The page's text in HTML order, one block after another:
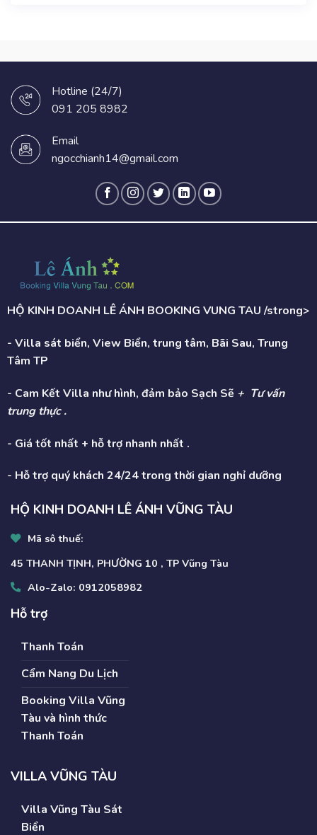
Hotline (24/7)
091 205 8982
Email
ngocchianh14@gmail.com
HỘ KINH DOANH LÊ ÁNH BOOKING VUNG TAU /strong>
- Villa sát biển, View Biển, trung tâm, Bãi Sau, Trung
Tâm TP
- Cam Kết Villa như hình, đảm bảo Sạch Sẽ + Tư vấn
trung thực .
- Giá tốt nhất + hỗ trợ nhanh nhất .
- Hỗ trợ quý khách 24/24 trong thời gian nghỉ dưỡng
HỘ KINH DOANH LÊ ÁNH VŨNG TÀU
Mã sô thuế:
45 THANH TỊNH, PHƯỜNG 10 , TP Vũng Tàu
Alo-Zalo: 0912058982
Hỗ trợ
Thanh Toán
Cẩm Nang Du Lịch
Booking Villa Vũng
Tàu và hình thức
Thanh Toán
VILLA VŨNG TÀU
Villa Vũng Tàu Sát
Biển